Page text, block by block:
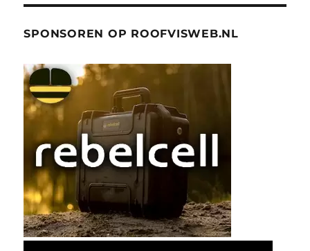
SPONSOREN OP ROOFVISWEB.NL